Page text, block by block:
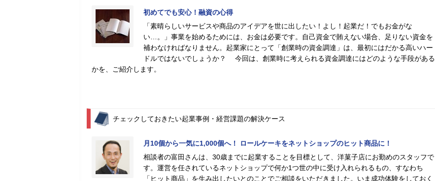
初めてでも安心！融資の心得
「素晴らしいサービスや商品のアイデアを世に出したい！よし！起業だ！でもお金がな
い…。」事業を始めるためには、お金は必要です。自己資金で賄えない場合、足りない資金を
補わなければなりません。起業家にとって「創業時の資金調達」は、最初にはだかる高いハー
ドルではないでしょうか？ 今回は、創業時に考えられる資金調達にはどのような手段がある
かを、ご紹介します。
チェックしておきたい起業事例・経営課題の解決ケース
月10個から一気に1,000個へ！ ロールケーキをネットショップのヒット商品に！
相談者の富田さんは、30歳までに起業することを目標として、洋菓子店にお勤めのスタッフで
す。運営を任されているネットショップで何か1つ世の中に受け入れられるもの、すなわち
「ヒット商品」を生み出したいとのことでご相談をいただきました。いま成功体験をしておく